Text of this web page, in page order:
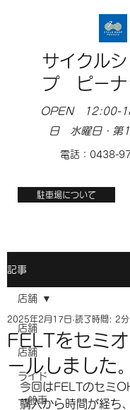
サイクルシ
プ ピーナ
OPEN 12:00-
日 水曜日・第
電話：0438-
駐車場について
記事
店舗
店舗
ライド
一般車
店舗
FELTをセミ
ールしました。
2025年2月17日 読了時間: 2分
今回はFELTのセミ
購入から時間が経ち